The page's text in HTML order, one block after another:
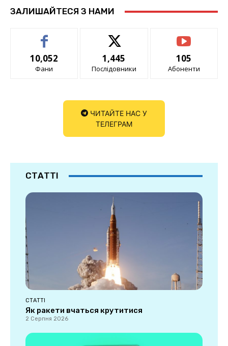
ЗАЛИШАЙТЕСЯ З НАМИ
10,052
Фани
1,445
Послідовники
105
Абоненти
ЧИТАЙТЕ НАС У
ТЕЛЕГРАМ
СТАТТІ
СТАТТІ
Як ракети вчаться крутитися
2 Серпня 2026